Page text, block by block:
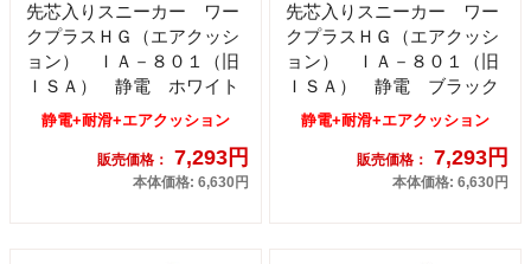
先芯入りスニーカー ワー
クプラスＨＧ（エアクッシ
ョン） ＩＡ－８０１（旧
ＩＳＡ） 静電 ホワイト
静電+耐滑+エアクッション
販売価格： 7,293円
本体価格: 6,630円
先芯入りスニーカー ワー
クプラスＨＧ（エアクッシ
ョン） ＩＡ－８０１（旧
ＩＳＡ） 静電 ブラック
静電+耐滑+エアクッション
販売価格： 7,293円
本体価格: 6,630円